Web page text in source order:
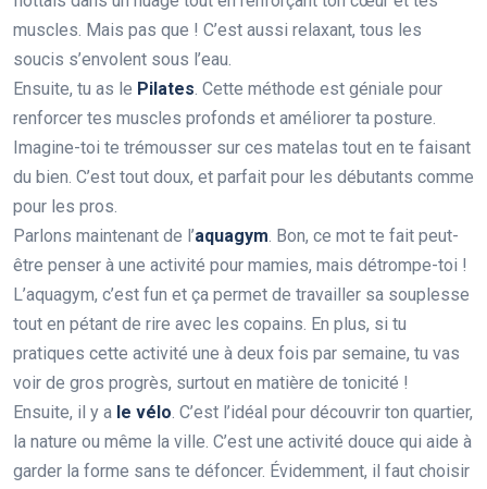
muscles. Mais pas que ! C’est aussi relaxant, tous les
soucis s’envolent sous l’eau.
Ensuite, tu as le Pilates. Cette méthode est géniale pour
renforcer tes muscles profonds et améliorer ta posture.
Imagine-toi te trémousser sur ces matelas tout en te faisant
du bien. C’est tout doux, et parfait pour les débutants comme
pour les pros.
Parlons maintenant de l’aquagym. Bon, ce mot te fait peut-
être penser à une activité pour mamies, mais détrompe-toi !
L’aquagym, c’est fun et ça permet de travailler sa souplesse
tout en pétant de rire avec les copains. En plus, si tu
pratiques cette activité une à deux fois par semaine, tu vas
voir de gros progrès, surtout en matière de tonicité !
Ensuite, il y a le vélo. C’est l’idéal pour découvrir ton quartier,
la nature ou même la ville. C’est une activité douce qui aide à
garder la forme sans te défoncer. Évidemment, il faut choisir